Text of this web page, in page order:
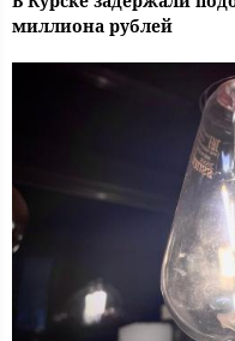
миллиона рублей